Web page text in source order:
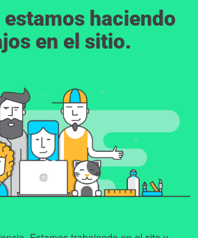
haciendo
en el sitio.